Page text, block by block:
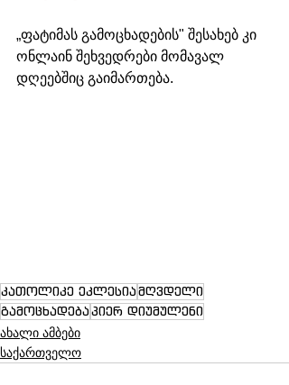
„ფატიმას გამოცხადების" შესახებ კი
ონლაინ შეხვედრები მომავალ
დღეებშიც გაიმართება.
კათოლიკე ეკლესიამღვდელი
გამოცხადებაპიერ დიუმულენი
ახალი ამბები
საქართველო